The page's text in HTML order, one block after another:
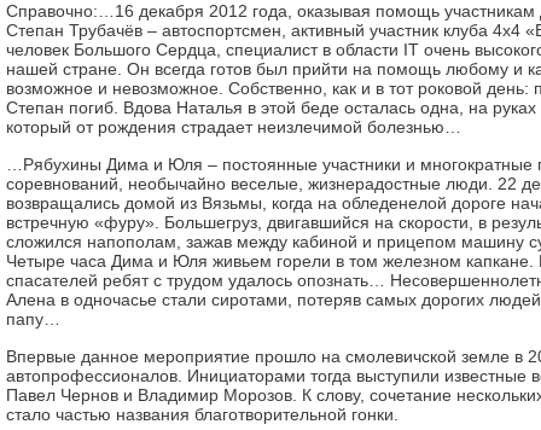
Справочно:…16 декабря 2012 года, оказывая помощь
Степан Трубачёв – автоспортсмен, активный участник клуба 4х4
человек Большого Сердца, специалист в области IT очень
нашей стране. Он всегда готов был прийти на помощь любому и
возможное и невозможное. Собственно, как и в тот роковой день:
Степан погиб. Вдова Наталья в этой беде осталась одна, на
который от рождения страдает неизлечимой болезнью…
…Рябухины Дима и Юля – постоянные участники и
соревнований, необычайно веселые, жизнерадостные люди. 22
возвращались домой из Вязьмы, когда на обледенелой дороге
встречную «фуру». Большегруз, двигавшийся на скорости, в
сложился напополам, зажав между кабиной и прицепом машину
Четыре часа Дима и Юля живьем горели в том железном
спасателей ребят с трудом удалось опознать…
Алена в одночасье стали сиротами, потеряв самых дорогих
папу…
Впервые данное мероприятие прошло на смолевичской земле в
автопрофессионалов. Инициаторами тогда выступили известные
Павел Чернов и Владимир Морозов. К слову, сочетание
стало частью названия благотворительной гонки.